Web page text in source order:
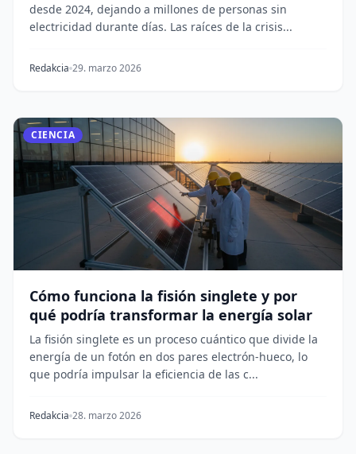
desde 2024, dejando a millones de personas sin
electricidad durante días. Las raíces de la crisis...
Redakcia 29. marzo 2026
CIENCIA
Cómo funciona la fisión singlete y por
qué podría transformar la energía solar
La fisión singlete es un proceso cuántico que divide la
energía de un fotón en dos pares electrón-hueco, lo
que podría impulsar la eficiencia de las c...
Redakcia 28. marzo 2026